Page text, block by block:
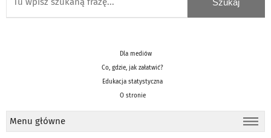
Dla mediów
Co, gdzie, jak załatwić?
Edukacja statystyczna
O stronie
Menu główne